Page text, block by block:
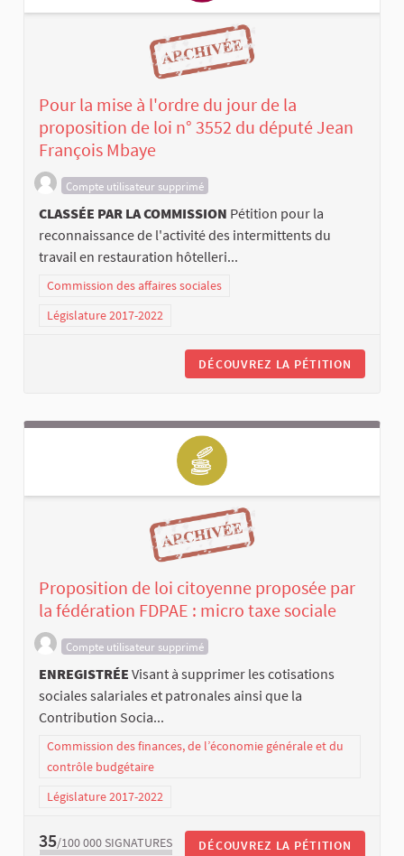
Pour la mise à l'ordre du jour de la
proposition de loi n° 3552 du député Jean
François Mbaye
Compte utilisateur supprimé
CLASSÉE PAR LA COMMISSION Pétition pour la
reconnaissance de l'activité des intermittents du
travail en restauration hôtelleri...
Commission des affaires sociales
Législature 2017-2022
DÉCOUVREZ LA PÉTITION
Proposition de loi citoyenne proposée par
la fédération FDPAE : micro taxe sociale
Compte utilisateur supprimé
ENREGISTRÉE Visant à supprimer les cotisations
sociales salariales et patronales ainsi que la
Contribution Socia...
Commission des finances, de l’économie générale et du
contrôle budgétaire
Législature 2017-2022
35/100 000 SIGNATURES DÉCOUVREZ LA PÉTITION